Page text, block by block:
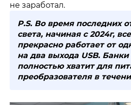
не заработал.
P.S. Во время последних
света, начиная с 2024г,
прекрасно работает от
на два выхода USB.
полностью хватит для
преобразователя в